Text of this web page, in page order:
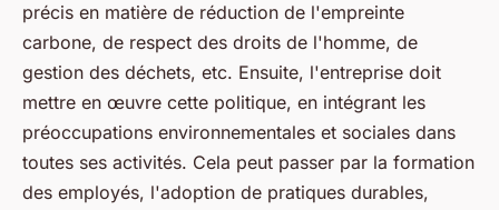
précis en matière de réduction de l'empreinte
carbone, de respect des droits de l'homme, de
gestion des déchets, etc. Ensuite, l'entreprise doit
mettre en œuvre cette politique, en intégrant les
préoccupations environnementales et sociales dans
toutes ses activités. Cela peut passer par la formation
des employés, l'adoption de pratiques durables,